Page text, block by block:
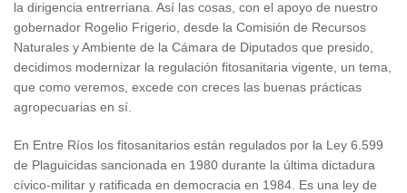
la dirigencia entrerriana. Así las cosas, con el apoyo de nuestro
gobernador Rogelio Frigerio, desde la Comisión de Recursos
Naturales y Ambiente de la Cámara de Diputados que presido,
decidimos modernizar la regulación fitosanitaria vigente, un tema,
que como veremos, excede con creces las buenas prácticas
agropecuarias en sí.
En Entre Ríos los fitosanitarios están regulados por la Ley 6.599
de Plaguicidas sancionada en 1980 durante la última dictadura
cívico-militar y ratificada en democracia en 1984. Es una ley de